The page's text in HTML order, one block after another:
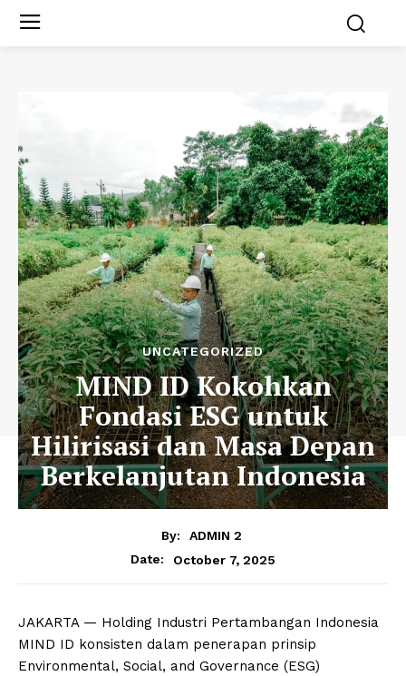
UNCATEGORIZED
MIND ID Kokohkan
Fondasi ESG untuk
Hilirisasi dan Masa Depan
Berkelanjutan Indonesia
By:
ADMIN 2
Date:
October 7, 2025
JAKARTA — Holding Industri Pertambangan Indonesia
MIND ID konsisten dalam penerapan prinsip
Environmental, Social, and Governance (ESG)